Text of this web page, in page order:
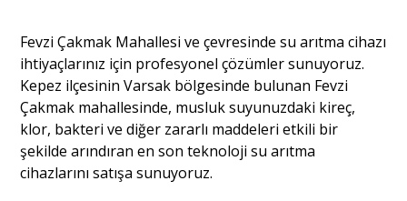
Fevzi Çakmak Mahallesi ve çevresinde su arıtma cihazı
ihtiyaçlarınız için profesyonel çözümler sunuyoruz.
Kepez ilçesinin Varsak bölgesinde bulunan Fevzi
Çakmak mahallesinde, musluk suyunuzdaki kireç,
klor, bakteri ve diğer zararlı maddeleri etkili bir
şekilde arındıran en son teknoloji su arıtma
cihazlarını satışa sunuyoruz.